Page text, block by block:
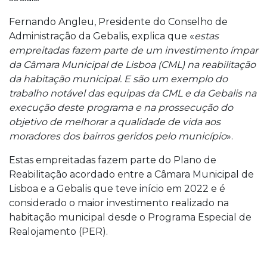
Fernando Angleu, Presidente do Conselho de
Administração da Gebalis, explica que «estas
empreitadas fazem parte de um investimento ímpar
da Câmara Municipal de Lisboa (CML) na reabilitação
da habitação municipal. E são um exemplo do
trabalho notável das equipas da CML e da Gebalis na
execução deste programa e na prossecução do
objetivo de melhorar a qualidade de vida aos
moradores dos bairros geridos pelo município».
Estas empreitadas fazem parte do Plano de
Reabilitação acordado entre a Câmara Municipal de
Lisboa e a Gebalis que teve início em 2022 e é
considerado o maior investimento realizado na
habitação municipal desde o Programa Especial de
Realojamento (PER).